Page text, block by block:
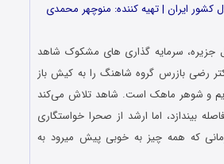
سرمایه گذاری های مشکوک شاهد
رضی بازرس گروه شاهنگ را به کیش باز
و شوهر ماهک است. شاهد تلاش می‌کند
بیندازد، اما ارشد از صحرا خواستگاری
که همه چیز به خوبی پیش میرود به